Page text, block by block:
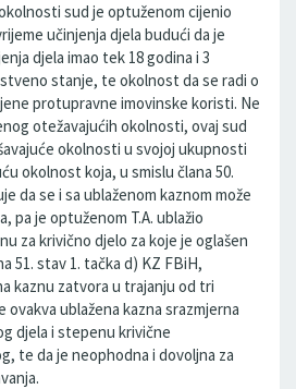
sud je optuženom cijenio
učinjenja djela budući da je
djela imao tek 18 godina i 3
stanje, te okolnost da se radi o
protupravne imovinske koristi. Ne
otežavajućih okolnosti, ovaj sud
okolnosti u svojoj ukupnosti
okolnost koja, u smislu člana 50.
da se i sa ublaženom kaznom može
pa je optuženom T.A. ublažio
za krivično djelo za koje je oglašen
51. stav 1. tačka d) KZ FBiH,
kaznu zatvora u trajanju od tri
ovakva ublažena kazna srazmjerna
djela i stepenu krivične
te da je neophodna i dovoljna za